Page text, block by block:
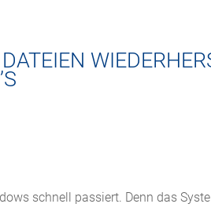
schnell passiert. Denn das